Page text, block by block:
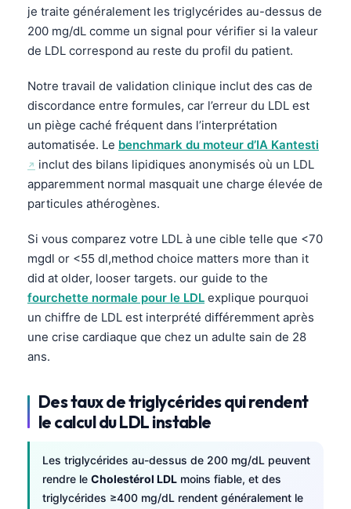
je traite généralement les triglycérides au-dessus de
200 mg/dL comme un signal pour vérifier si la valeur
de LDL correspond au reste du profil du patient.
Notre travail de validation clinique inclut des cas de
discordance entre formules, car l’erreur du LDL est
un piège caché fréquent dans l’interprétation
automatisée. Le benchmark du moteur d’IA Kantesti
inclut des bilans lipidiques anonymisés où un LDL
apparemment normal masquait une charge élevée de
particules athérogènes.
Si vous comparez votre LDL à une cible telle que <70
mgdl or <55 dl,method choice matters more than it
did at older, looser targets. our guide to the
fourchette normale pour le LDL explique pourquoi
un chiffre de LDL est interprété différemment après
une crise cardiaque que chez un adulte sain de 28
ans.
Des taux de triglycérides qui rendent
le calcul du LDL instable
Les triglycérides au-dessus de 200 mg/dL peuvent
rendre le Cholestérol LDL moins fiable, et des
triglycérides ≥400 mg/dL rendent généralement le